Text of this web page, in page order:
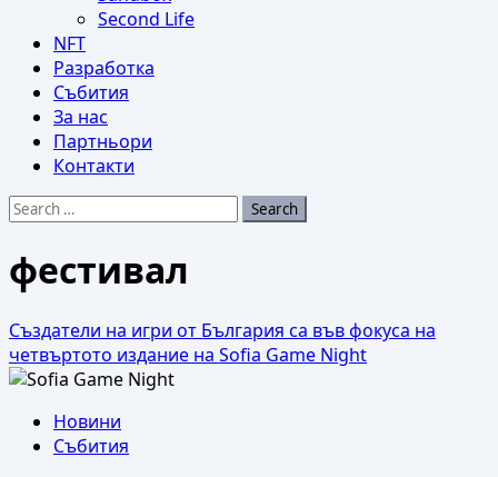
Second Life
NFT
Разработка
Събития
За нас
Партньори
Контакти
Search
фестивал
Създатели на игри от България са във фокуса на
четвъртото издание на Sofia Game Night
Новини
Събития